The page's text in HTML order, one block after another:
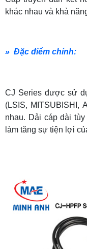
khác nhau và khả
» Đặc điểm chính:
CJ Series được sử
(LSIS, MITSUBISHI,
nhau. Dải cáp dài
làm tăng sự tiện lợi